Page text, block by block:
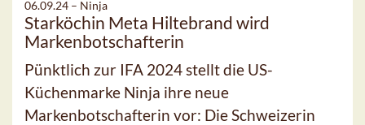
06.09.24 – Ninja
Starköchin Meta Hiltebrand wird
Markenbotschafterin
Pünktlich zur IFA 2024 stellt die US-
Küchenmarke Ninja ihre neue
Markenbotschafterin vor: Die Schweizerin